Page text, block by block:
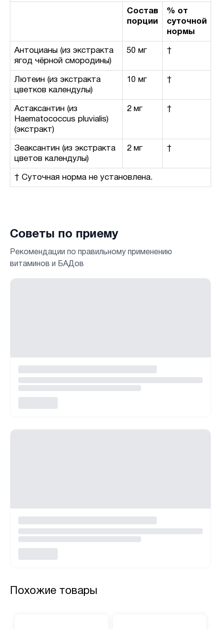
Состав
порции
% от
суточной
нормы
Антоцианы (из экстракта
ягод чёрной смородины)
50 мг †
Лютеин (из экстракта
цветков календулы)
10 мг †
Астаксантин (из
Haematococcus pluvialis)
(экстракт)
2 мг †
Зеаксантин (из экстракта
цветов календулы)
2 мг †
† Суточная норма не установлена.
Советы по приему
Рекомендации по правильному применению
витаминов и БАДов
Похожие товары